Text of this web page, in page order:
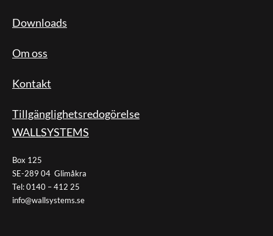
Downloads
Om oss
Kontakt
Tillgänglighetsredogörelse
WALLSYSTEMS
Box 125
SE-289 04 Glimåkra
Tel: 0140 – 412 25
info@wallsystems.se